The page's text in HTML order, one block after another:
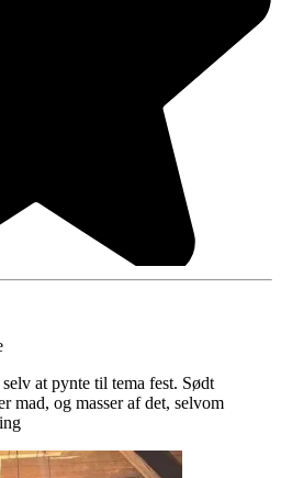
at pynte til tema fest. Sødt
mad, og masser af det, selvom